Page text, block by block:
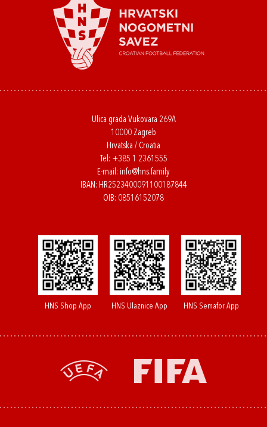
Ulica grada Vukovara 269A
10000 Zagreb
Hrvatska / Croatia
Tel: +385 1 2361555
E-mail: info@hns.family
IBAN: HR2523400091100187844
OIB: 08516152078
HNS Shop App HNS Ulaznice App HNS Semafor App